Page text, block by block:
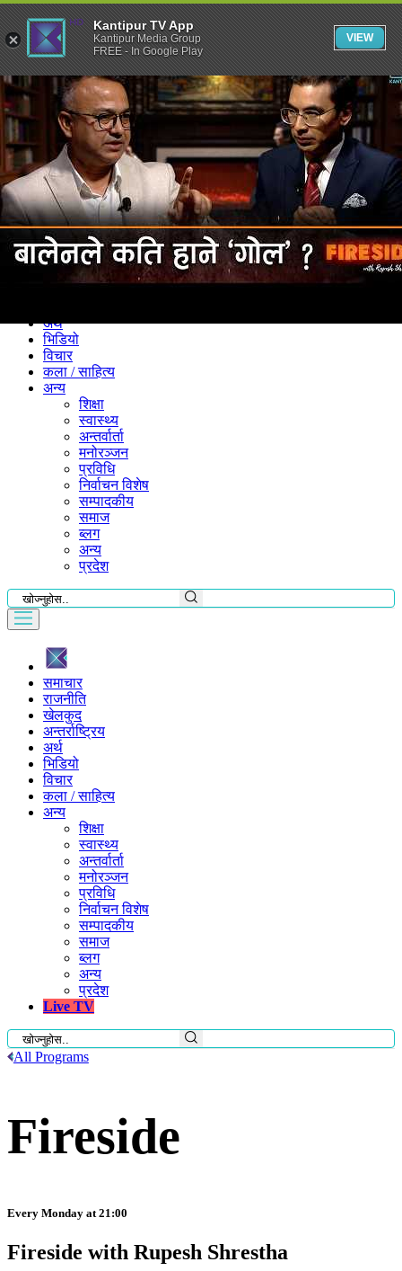
समाचार
राजनीति
अर्थ
भिडियो
विचार
कला / साहित्य
अन्य
शिक्षा
स्वास्थ्य
अन्तर्वार्ता
मनोरञ्जन
प्रविधि
निर्वाचन विशेष
सम्पादकीय
समाज
ब्लग
अन्य
प्रदेश
समाचार
राजनीति
खेलकुद
अन्तर्राष्ट्रिय
अर्थ
भिडियो
विचार
कला / साहित्य
अन्य
शिक्षा
स्वास्थ्य
अन्तर्वार्ता
मनोरञ्जन
प्रविधि
निर्वाचन विशेष
सम्पादकीय
समाज
ब्लग
अन्य
प्रदेश
Live TV
All Programs
Fireside
Every Monday at 21:00
Fireside with Rupesh Shrestha
Kantipur TV App
Kantipur Media Group
FREE - In Google Play
VIEW